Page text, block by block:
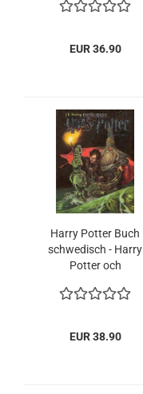
EUR 36.90
Harry Potter Buch
schwedisch - Harry
Potter och
EUR 38.90